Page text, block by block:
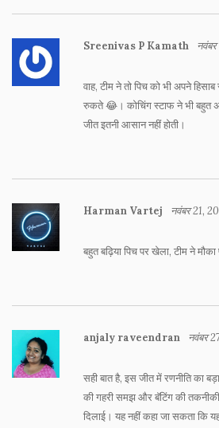
Sreenivas P Kamath
वाह, टीम ने तो पिच को भी अपने
रुकते 😂। कोचिंग स्टाफ ने भी बहुत
जीत इतनी आसान नहीं होती।
Harman Vartej नवंबर 21,
बहुत बढ़िया पिच पर खेला, टीम ने
anjaly raveendran नवंबर
सही बात है, इस जीत में रणनीति का
की गहरी समझ और बॅटिंग की
दिलाई। यह नहीं कहा जा सकता कि